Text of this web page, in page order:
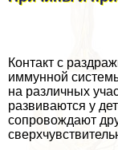
Контакт с
иммунной
на различных
развиваются у
сопровождают